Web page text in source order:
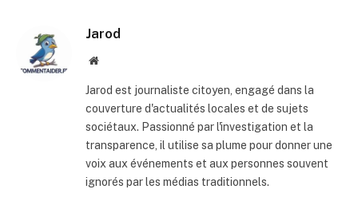
Jarod
Site
Jarod est journaliste citoyen, engagé dans la
couverture d'actualités locales et de sujets
sociétaux. Passionné par l'investigation et la
transparence, il utilise sa plume pour donner une
voix aux événements et aux personnes souvent
ignorés par les médias traditionnels.